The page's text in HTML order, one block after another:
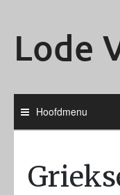
Lode
Hoofdmenu